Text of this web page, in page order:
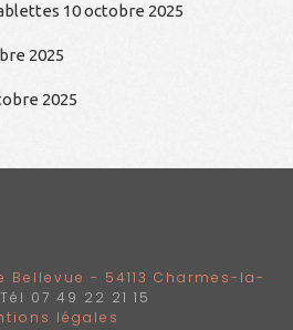
10 octobre 2025
2025
2025
Bellevue - 54113 Charmes-la-
07 49 22 21 15
légales